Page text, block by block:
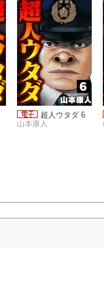
超人ウタダ 6
山本康人